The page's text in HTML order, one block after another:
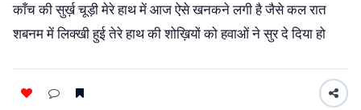
काँच की सुर्ख़ चूड़ी मेरे हाथ में आज ऐसे खनकने लगी है जैसे कल रात
शबनम में लिक्खी हुई तेरे हाथ की शोख़ियों को हवाओं ने सुर दे दिया हो